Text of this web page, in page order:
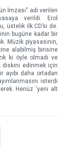
İmzası” adı verilen
verildi. Erol
üstelik ilk CD’si de.
bugüne kadar bir
Müzik piyasasının,
alabilmiş birisine
ki öyle olmadı ve
diskini edinmek için
ayıbı daha ortadan
isterdi
Henüz ‘yeni alt